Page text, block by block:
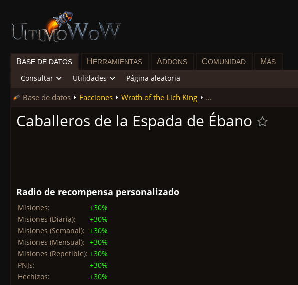
BASE DE DATOS H ERRAMIENTAS ADDONS COMUNIDAD MÁS
Consultar Utilidades Página aleatoria
Base de datos Facciones Wrath of the Lich King ...
Caballeros de la Espada de Ébano
Radio de recompensa personalizado
Misiones:
+30%
Misiones (Diaria):
+30%
Misiones (Semanal): +30%
Misiones (Mensual): +30%
Misiones (Repetible): +30%
PNJs:
+30%
Hechizos:
+30%